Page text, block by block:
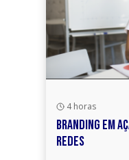
4 horas
BRANDING EM
REDES